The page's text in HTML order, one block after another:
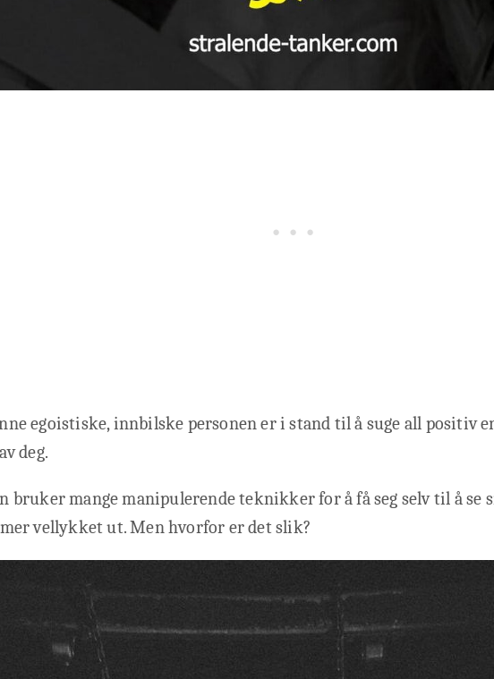
egoistiske, innbilske personen er i stand til å suge all positiv
deg.
bruker mange manipulerende teknikker for å få seg selv til å se
vellykket ut. Men hvorfor er det slik?